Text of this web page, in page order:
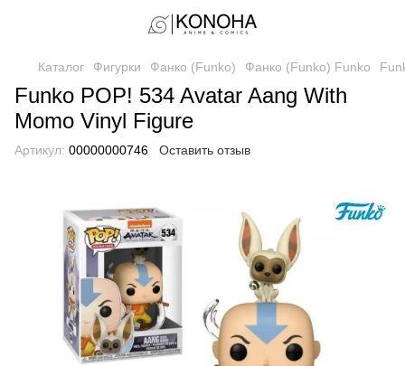
Каталог Фигурки Фанко (Funko) Фанко (Funko) Funko
Funko POP! 534 Avatar Aang With
Momo Vinyl Figure
Артикул: 00000000746 Оставить отзыв